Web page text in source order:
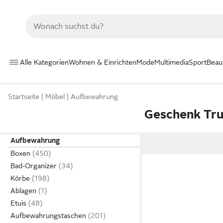
Alle KategorienWohnen & EinrichtenModeMultimediaSport
Startseite Möbel Aufbewahrung
Geschenk
Aufbewahrung
Boxen
Bad-Organizer
Körbe
Ablagen
Etuis
Aufbewahrungstaschen